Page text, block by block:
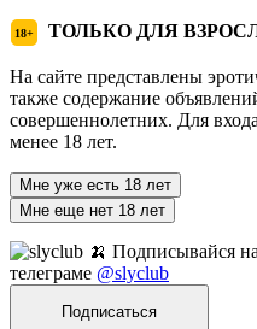
18+ ТОЛЬКО ДЛЯ
На сайте представлены
также содержание
совершеннолетних. Для
менее 18 лет.
Мне уже есть 18 лет
Мне еще нет 18 лет
🍌 Подписывайся
телеграме @slyclub
Подписаться